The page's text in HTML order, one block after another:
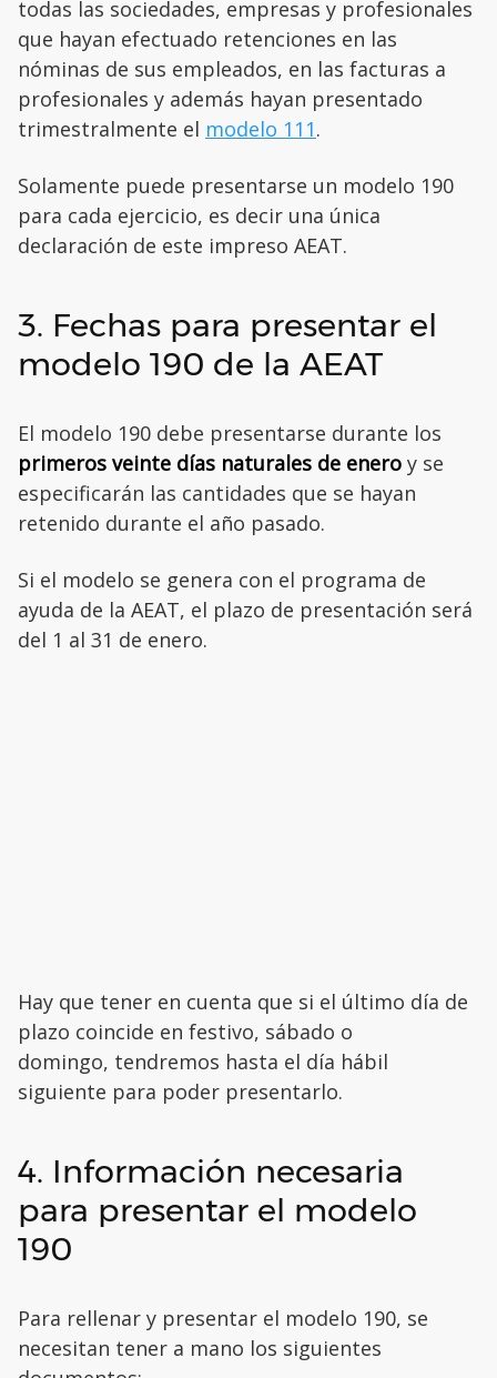
todas las sociedades, empresas y profesionales
que hayan efectuado retenciones en las
nóminas de sus empleados, en las facturas a
profesionales y además hayan presentado
trimestralmente el modelo 111.
Solamente puede presentarse un modelo 190
para cada ejercicio, es decir una única
declaración de este impreso AEAT.
3. Fechas para presentar el
modelo 190 de la AEAT
El modelo 190 debe presentarse durante los
primeros veinte días naturales de enero y se
especificarán las cantidades que se hayan
retenido durante el año pasado.
Si el modelo se genera con el programa de
ayuda de la AEAT, el plazo de presentación será
del 1 al 31 de enero.
Hay que tener en cuenta que si el último día de
plazo coincide en festivo, sábado o
domingo, tendremos hasta el día hábil
siguiente para poder presentarlo.
4. Información necesaria
para presentar el modelo
190
Para rellenar y presentar el modelo 190, se
necesitan tener a mano los siguientes